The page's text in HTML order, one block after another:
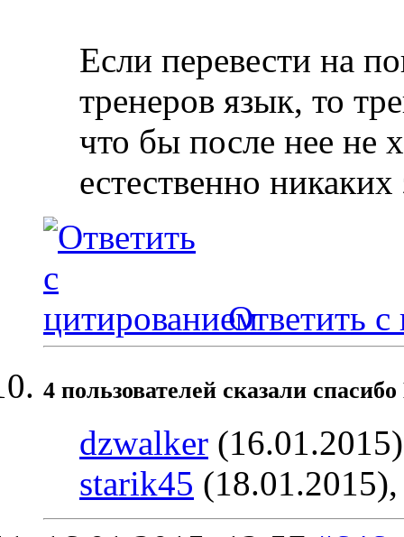
Если перевести на
тренеров язык, то
что бы после нее не
естественно
Ответить с
4 пользователей сказали
dzwalker
starik45